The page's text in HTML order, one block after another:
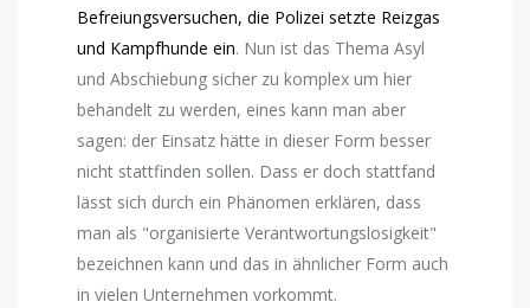
Befreiungsversuchen, die Polizei setzte Reizgas
und Kampfhunde ein. Nun ist das Thema Asyl
und Abschiebung sicher zu komplex um hier
behandelt zu werden, eines kann man aber
sagen: der Einsatz hätte in dieser Form besser
nicht stattfinden sollen. Dass er doch stattfand
lässt sich durch ein Phänomen erklären, dass
man als "organisierte Verantwortungslosigkeit"
bezeichnen kann und das in ähnlicher Form auch
in vielen Unternehmen vorkommt.